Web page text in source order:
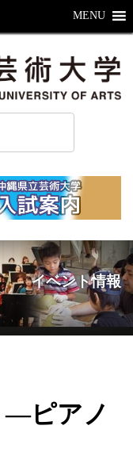
MENU
イベント情報
ピアノ